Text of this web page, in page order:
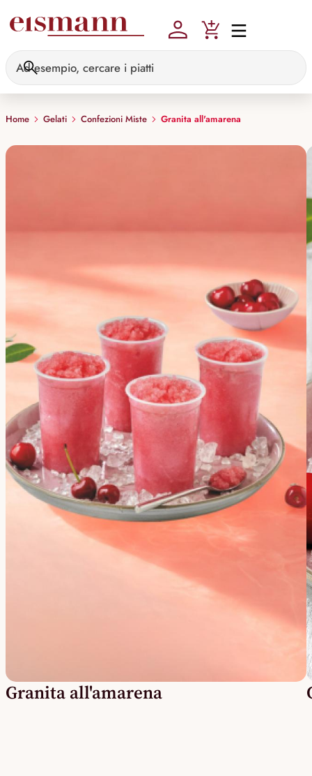
Home Gelati Confezioni Miste Granita all'amarena
Granita all'amarena